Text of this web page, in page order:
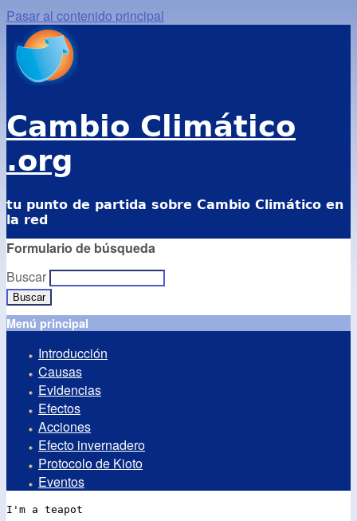
Pasar al contenido principal
Cambio Climático
.org
tu punto de partida sobre Cambio Climático en
la red
Formulario de búsqueda
Buscar
Menú principal
Introducción
Causas
Evidencias
Efectos
Acciones
Efecto invernadero
Protocolo de Kioto
Eventos